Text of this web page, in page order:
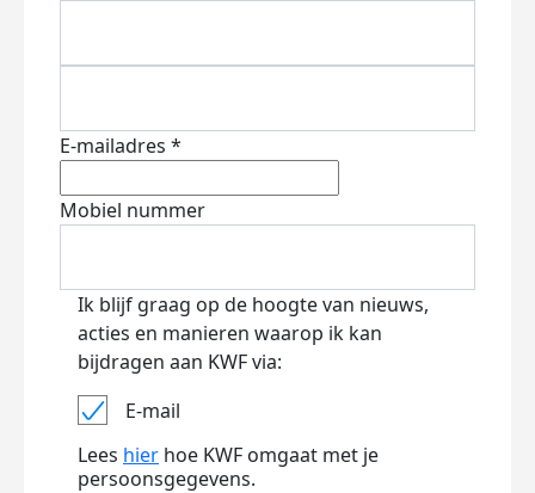
E-mailadres *
Mobiel nummer
Ik blijf graag op de hoogte van nieuws,
acties en manieren waarop ik kan
bijdragen aan KWF via:
E-mail
Lees hier hoe KWF omgaat met je
persoonsgegevens.